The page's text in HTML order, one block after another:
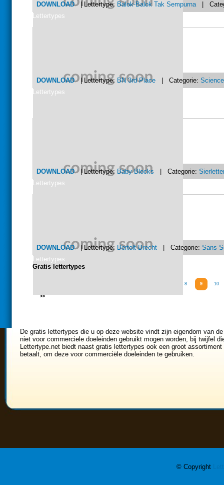
DOWNLOAD| Lettertype: Balok-Balok Tak Sempurna|
Lettertypes
DOWNLOAD| Lettertype: BN 3rd Place | Categorie:
Lettertypes
DOWNLOAD| Lettertype: Baby Blocks | Categorie:
Lettertypes
DOWNLOAD| Lettertype: Bertolt Brecht | Categorie: Sans
Lettertypes
Gratis lettertypes
8 9 10
>>
De gratis lettertypes die u op deze website vindt zijn eigendom van
niet voor commerciele doeleinden gebruikt mogen worden, bij twijfel
Lettertype.net biedt naast gratis lettertypes ook een groot
betaalt, om deze voor commerciële doeleinden te gebruiken.
© Copyright